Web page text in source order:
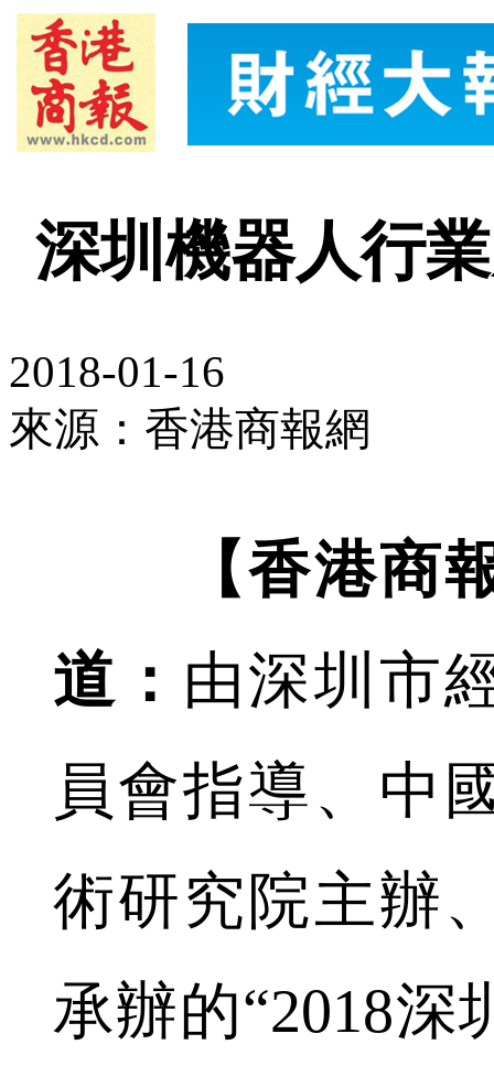
深圳機器人行
2018-01-16
來源：香港商報網
【香港商
道： 由深圳市
員會指導、中
術研究院主辦
承辦的“2018